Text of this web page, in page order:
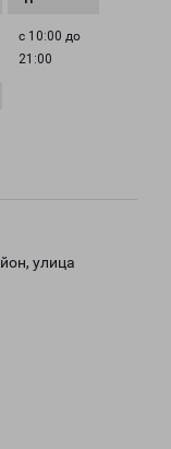
с 10:00 до
21:00
улица